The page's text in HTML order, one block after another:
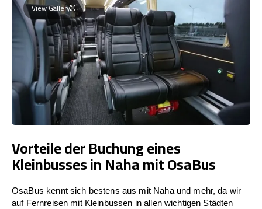
View Gallery
Vorteile der Buchung eines
Kleinbusses in Naha mit OsaBus
OsaBus kennt sich bestens aus mit Naha und mehr, da wir
auf Fernreisen mit Kleinbussen in allen wichtigen Städten